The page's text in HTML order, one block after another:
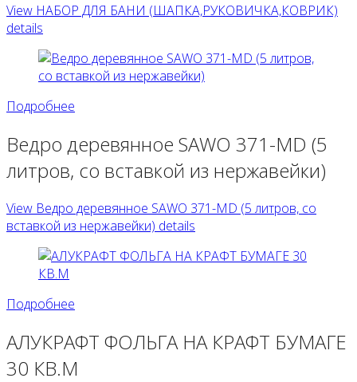
View НАБОР ДЛЯ БАНИ (ШАПКА,РУКОВИЧКА,КОВРИК)
details
Подробнее
Ведро деревянное SAWO 371-MD (5
литров, со вставкой из нержавейки)
View Ведро деревянное SAWO 371-MD (5 литров, со
вставкой из нержавейки) details
Подробнее
АЛУКРАФТ ФОЛЬГА НА КРАФТ БУМАГЕ
30 КВ.М